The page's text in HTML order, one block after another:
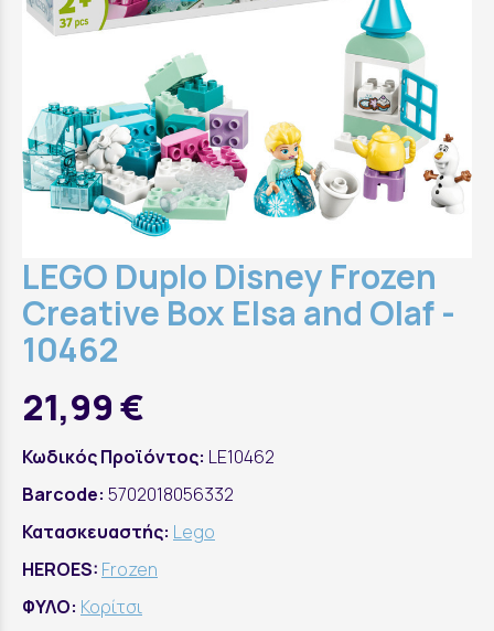
LEGO Duplo Disney Frozen
Creative Box Elsa and Olaf -
10462
21,99 €
Κωδικός Προϊόντος: LE10462
Barcode: 5702018056332
Κατασκευαστής: Lego
HEROES: Frozen
ΦΥΛΟ: Κορίτσι